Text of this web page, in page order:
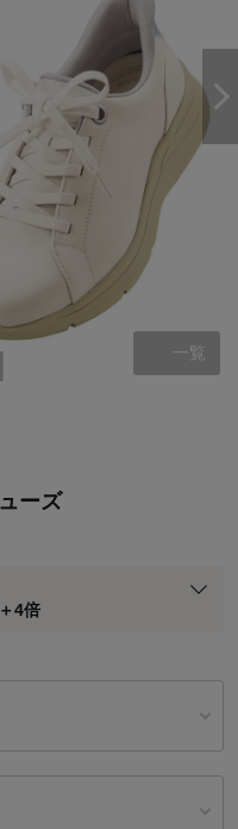
一覧
ーズ
4倍
取無料！
のみ）
プレゼント
ジ倍率適用前の基本ポイント